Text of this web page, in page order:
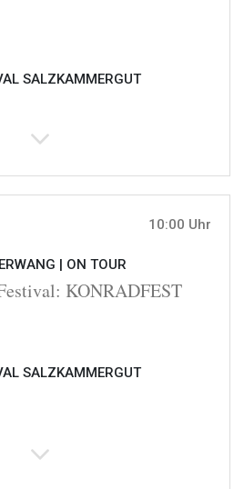
SALZKAMMERGUT
10:00 Uhr
| ON TOUR
KONRADFEST
SALZKAMMERGUT